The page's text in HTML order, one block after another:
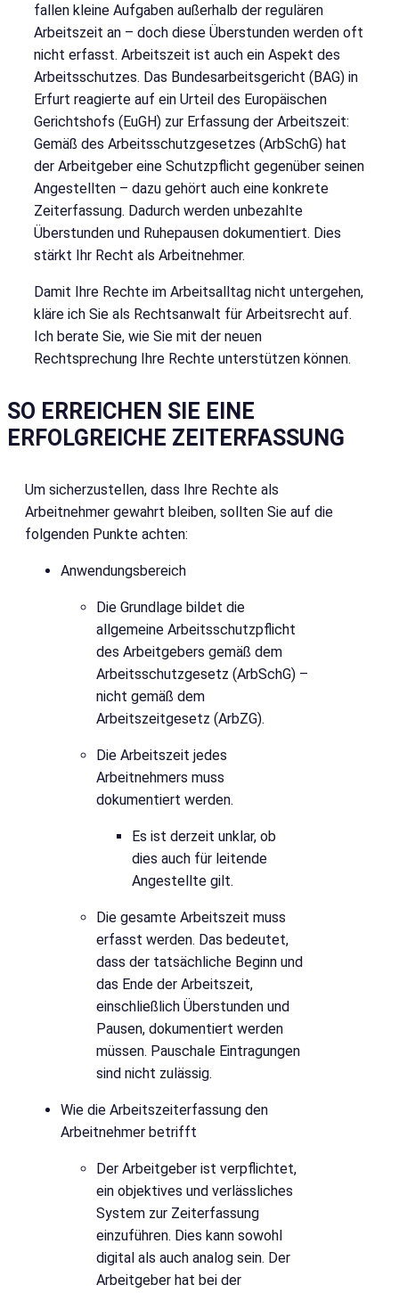
fallen kleine Aufgaben außerhalb der regulären
Arbeitszeit an – doch diese Überstunden werden oft
nicht erfasst. Arbeitszeit ist auch ein Aspekt des
Arbeitsschutzes. Das Bundesarbeitsgericht (BAG) in
Erfurt reagierte auf ein Urteil des Europäischen
Gerichtshofs (EuGH) zur Erfassung der Arbeitszeit:
Gemäß des Arbeitsschutzgesetzes (ArbSchG) hat
der Arbeitgeber eine Schutzpflicht gegenüber seinen
Angestellten – dazu gehört auch eine konkrete
Zeiterfassung. Dadurch werden unbezahlte
Überstunden und Ruhepausen dokumentiert. Dies
stärkt Ihr Recht als Arbeitnehmer.
Damit Ihre Rechte im Arbeitsalltag nicht untergehen,
kläre ich Sie als Rechtsanwalt für Arbeitsrecht auf.
Ich berate Sie, wie Sie mit der neuen
Rechtsprechung Ihre Rechte unterstützen können.
SO ERREICHEN SIE EINE
ERFOLGREICHE ZEITERFASSUNG
Um sicherzustellen, dass Ihre Rechte als
Arbeitnehmer gewahrt bleiben, sollten Sie auf die
folgenden Punkte achten:
Anwendungsbereich
Die Grundlage bildet die
allgemeine Arbeitsschutzpflicht
des Arbeitgebers gemäß dem
Arbeitsschutzgesetz (ArbSchG) –
nicht gemäß dem
Arbeitszeitgesetz (ArbZG).
Die Arbeitszeit jedes
Arbeitnehmers muss
dokumentiert werden.
Es ist derzeit unklar, ob
dies auch für leitende
Angestellte gilt.
Die gesamte Arbeitszeit muss
erfasst werden. Das bedeutet,
dass der tatsächliche Beginn und
das Ende der Arbeitszeit,
einschließlich Überstunden und
Pausen, dokumentiert werden
müssen. Pauschale Eintragungen
sind nicht zulässig.
Wie die Arbeitszeiterfassung den
Arbeitnehmer betrifft
Der Arbeitgeber ist verpflichtet,
ein objektives und verlässliches
System zur Zeiterfassung
einzuführen. Dies kann sowohl
digital als auch analog sein. Der
Arbeitgeber hat bei der